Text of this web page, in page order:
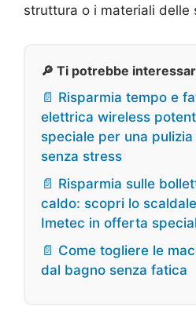
struttura o i materiali delle
🔎 Ti potrebbe
📄 Risparmia tempo e
elettrica wireless
speciale per una
senza stress
📄 Risparmia sulle
caldo: scopri lo
Imetec in offerta
📄 Come togliere le
dal bagno senza fatica